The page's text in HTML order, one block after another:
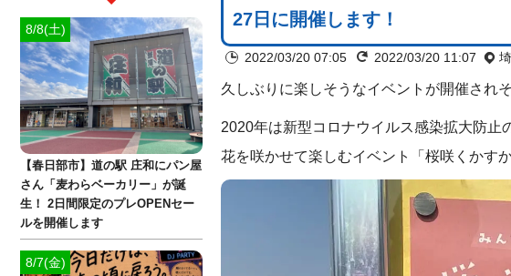
27日に開催します！
2022/03/20 07:05 2022/03/20 11:07
久しぶりに楽しそうなイベントが開催され
2020年は新型コロナウイルス感染拡大防
花を咲かせて楽しむイベント「桜咲くかす
8/8(土)
【春日部市】道の駅 庄和にパン屋
さん「麦わらベーカリー」が誕
生！ 2日間限定のプレOPENセー
ルを開催します
8/7(金)